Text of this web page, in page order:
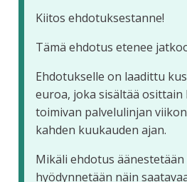
Kiitos ehdotuksestanne!
Tämä ehdotus etenee
Ehdotukselle on laadittu
euroa, joka sisältää
toimivan palvelulinjan
kahden kuukauden ajan.
Mikäli ehdotus
hyödynnetään näin